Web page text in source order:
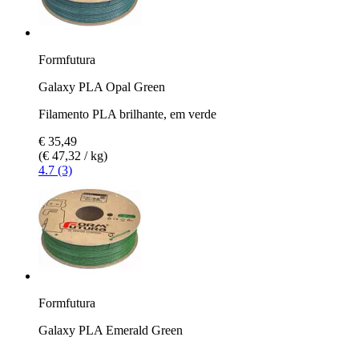
Formfutura
Galaxy PLA Opal Green
Filamento PLA brilhante, em verde
€ 35,49
(€ 47,32 / kg)
4.7 (3)
Formfutura
Galaxy PLA Emerald Green